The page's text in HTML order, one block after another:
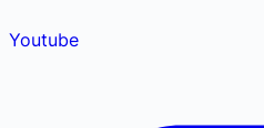
Youtube